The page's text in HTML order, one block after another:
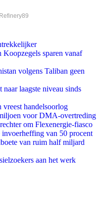
sparen vanaf
volgens Taliban geen
laagste niveau sinds
handelsoorlog
voor DMA-overtreding
om Flexenergie-fiasco
van 50 procent
van ruim half miljard
aan het werk